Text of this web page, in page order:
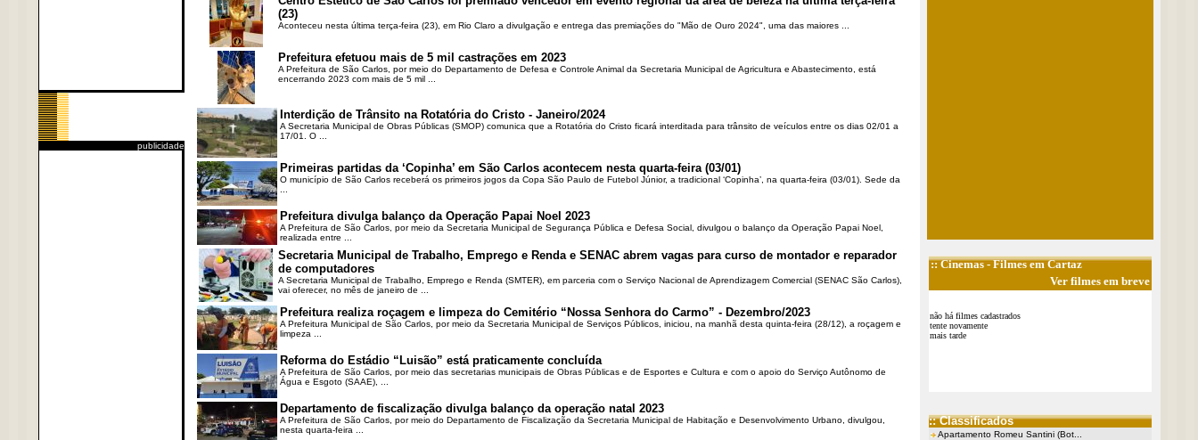
publicidade
(23)
Aconteceu nesta última terça-feira (23), em Rio Claro a divulgação e entrega das premiações do "Mão de Ouro 2024", uma das maiores ...
Prefeitura efetuou mais de 5 mil castrações em 2023
A Prefeitura de São Carlos, por meio do Departamento de Defesa e Controle Animal da Secretaria Municipal de Agricultura e Abastecimento, está
encerrando 2023 com mais de 5 mil ...
Interdição de Trânsito na Rotatória do Cristo - Janeiro/2024
A Secretaria Municipal de Obras Públicas (SMOP) comunica que a Rotatória do Cristo ficará interditada para trânsito de veículos entre os dias 02/01 a
17/01. O ...
Primeiras partidas da ‘Copinha’ em São Carlos acontecem nesta quarta-feira (03/01)
O município de São Carlos receberá os primeiros jogos da Copa São Paulo de Futebol Júnior, a tradicional ‘Copinha’, na quarta-feira (03/01). Sede da
Prefeitura divulga balanço da Operação Papai Noel 2023
A Prefeitura de São Carlos, por meio da Secretaria Municipal de Segurança Pública e Defesa Social, divulgou o balanço da Operação Papai Noel,
realizada entre ...
Secretaria Municipal de Trabalho, Emprego e Renda e SENAC abrem vagas para curso de montador e reparador
de computadores
A Secretaria Municipal de Trabalho, Emprego e Renda (SMTER), em parceria com o Serviço Nacional de Aprendizagem Comercial (SENAC São Carlos),
vai oferecer, no mês de janeiro de ...
Prefeitura realiza roçagem e limpeza do Cemitério “Nossa Senhora do Carmo” - Dezembro/2023
A Prefeitura Municipal de São Carlos, por meio da Secretaria Municipal de Serviços Públicos, iniciou, na manhã desta quinta-feira (28/12), a roçagem e
limpeza ...
Reforma do Estádio “Luisão” está praticamente concluída
A Prefeitura de São Carlos, por meio das secretarias municipais de Obras Públicas e de Esportes e Cultura e com o apoio do Serviço Autônomo de
Água e Esgoto (SAAE), ...
Departamento de fiscalização divulga balanço da operação natal 2023
A Prefeitura de São Carlos, por meio do Departamento de Fiscalização da Secretaria Municipal de Habitação e Desenvolvimento Urbano, divulgou,
nesta quarta-feira ...
::Cinemas- Filmes em Cartaz
Ver filmes em breve
não há filmes cadastrados
tente novamente
mais tarde
:: Classificados
Apartamento Romeu Santini (Bot...